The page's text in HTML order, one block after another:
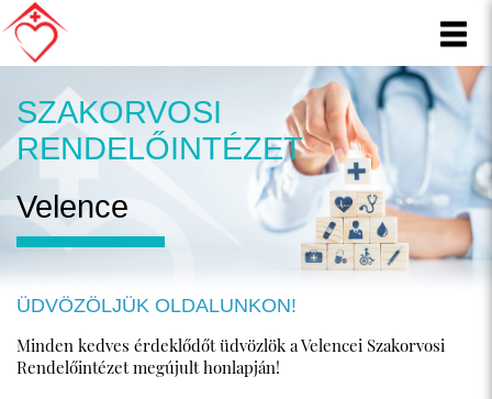
SZAKORVOSI
RENDELŐINTÉZET
Velence
ÜDVÖZÖLJÜK OLDALUNKON!
Minden kedves érdeklődőt üdvözlök a Velencei Szakorvosi
Rendelőintézet megújult honlapján!